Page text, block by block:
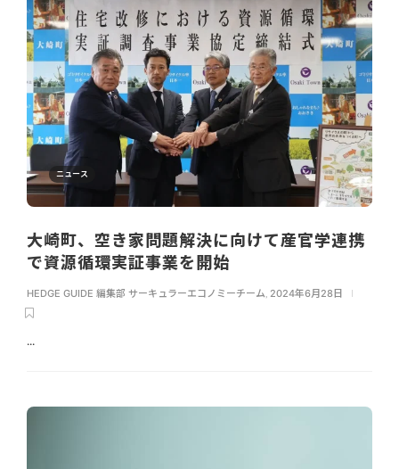
ニュース
大崎町、空き家問題解決に向けて産官学連携
で資源循環実証事業を開始
HEDGE GUIDE 編集部 サーキュラーエコノミーチーム 2024年6月28日
...